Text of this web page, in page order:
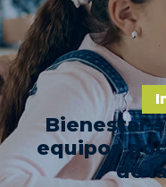
Bienestar
equipos
de